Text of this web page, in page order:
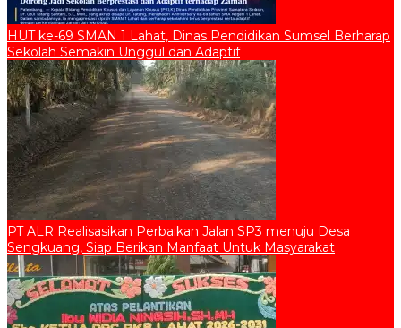
HUT ke-69 SMAN 1 Lahat, Dinas Pendidikan Sumsel Berharap
Sekolah Semakin Unggul dan Adaptif
PT ALR Realisasikan Perbaikan Jalan SP3 menuju Desa
Sengkuang, Siap Berikan Manfaat Untuk Masyarakat